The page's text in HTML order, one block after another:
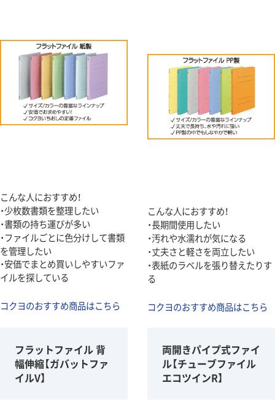
こんな人におすすめ！
・少枚数書類を整理したい
・書類の持ち運びが多い
・ファイルごとに色分けして書類
を管理したい
・安価でまとめ買いしやすいファ
イルを探している
コクヨのおすすめ商品はこちら
こんな人におすすめ！
・長期間使用したい
・汚れや水濡れが気になる
・丈夫さと軽さを両立したい
・表紙のラベルを張り替えたりす
る
コクヨのおすすめ商品はこちら
フラットファイル 背
幅伸縮【ガバットファ
イルV】
両開きパイプ式ファイ
ル【チューブファイル
エコツインR】